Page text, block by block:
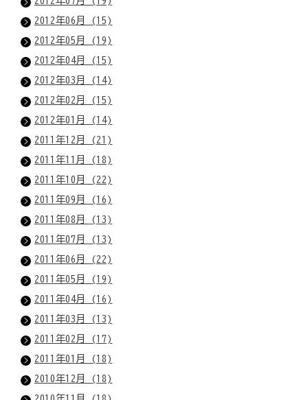
2012年06月 (15)
2012年05月 (19)
2012年04月 (15)
2012年03月 (14)
2012年02月 (15)
2012年01月 (14)
2011年12月 (21)
2011年11月 (18)
2011年10月 (22)
2011年09月 (16)
2011年08月 (13)
2011年07月 (13)
2011年06月 (22)
2011年05月 (19)
2011年04月 (16)
2011年03月 (13)
2011年02月 (17)
2011年01月 (18)
2010年12月 (18)